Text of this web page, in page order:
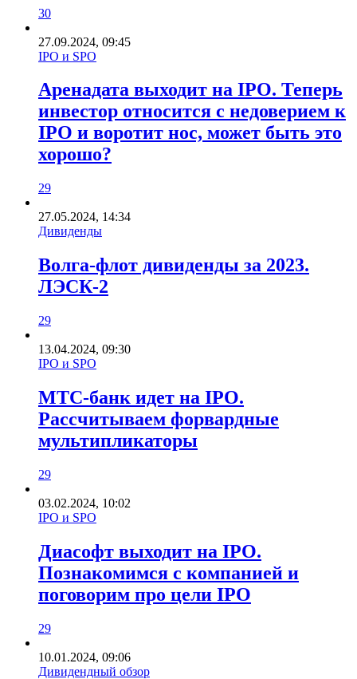
30
27.09.2024, 09:45
IPO и SPO
Аренадата выходит на IPO. Теперь
инвестор относится с недоверием к
IPO и воротит нос, может быть это
хорошо?
29
27.05.2024, 14:34
Дивиденды
Волга-флот дивиденды за 2023.
ЛЭСК-2
29
13.04.2024, 09:30
IPO и SPO
МТС-банк идет на IPO.
Рассчитываем форвардные
мультипликаторы
29
03.02.2024, 10:02
IPO и SPO
Диасофт выходит на IPO.
Познакомимся с компанией и
поговорим про цели IPO
29
10.01.2024, 09:06
Дивидендный обзор